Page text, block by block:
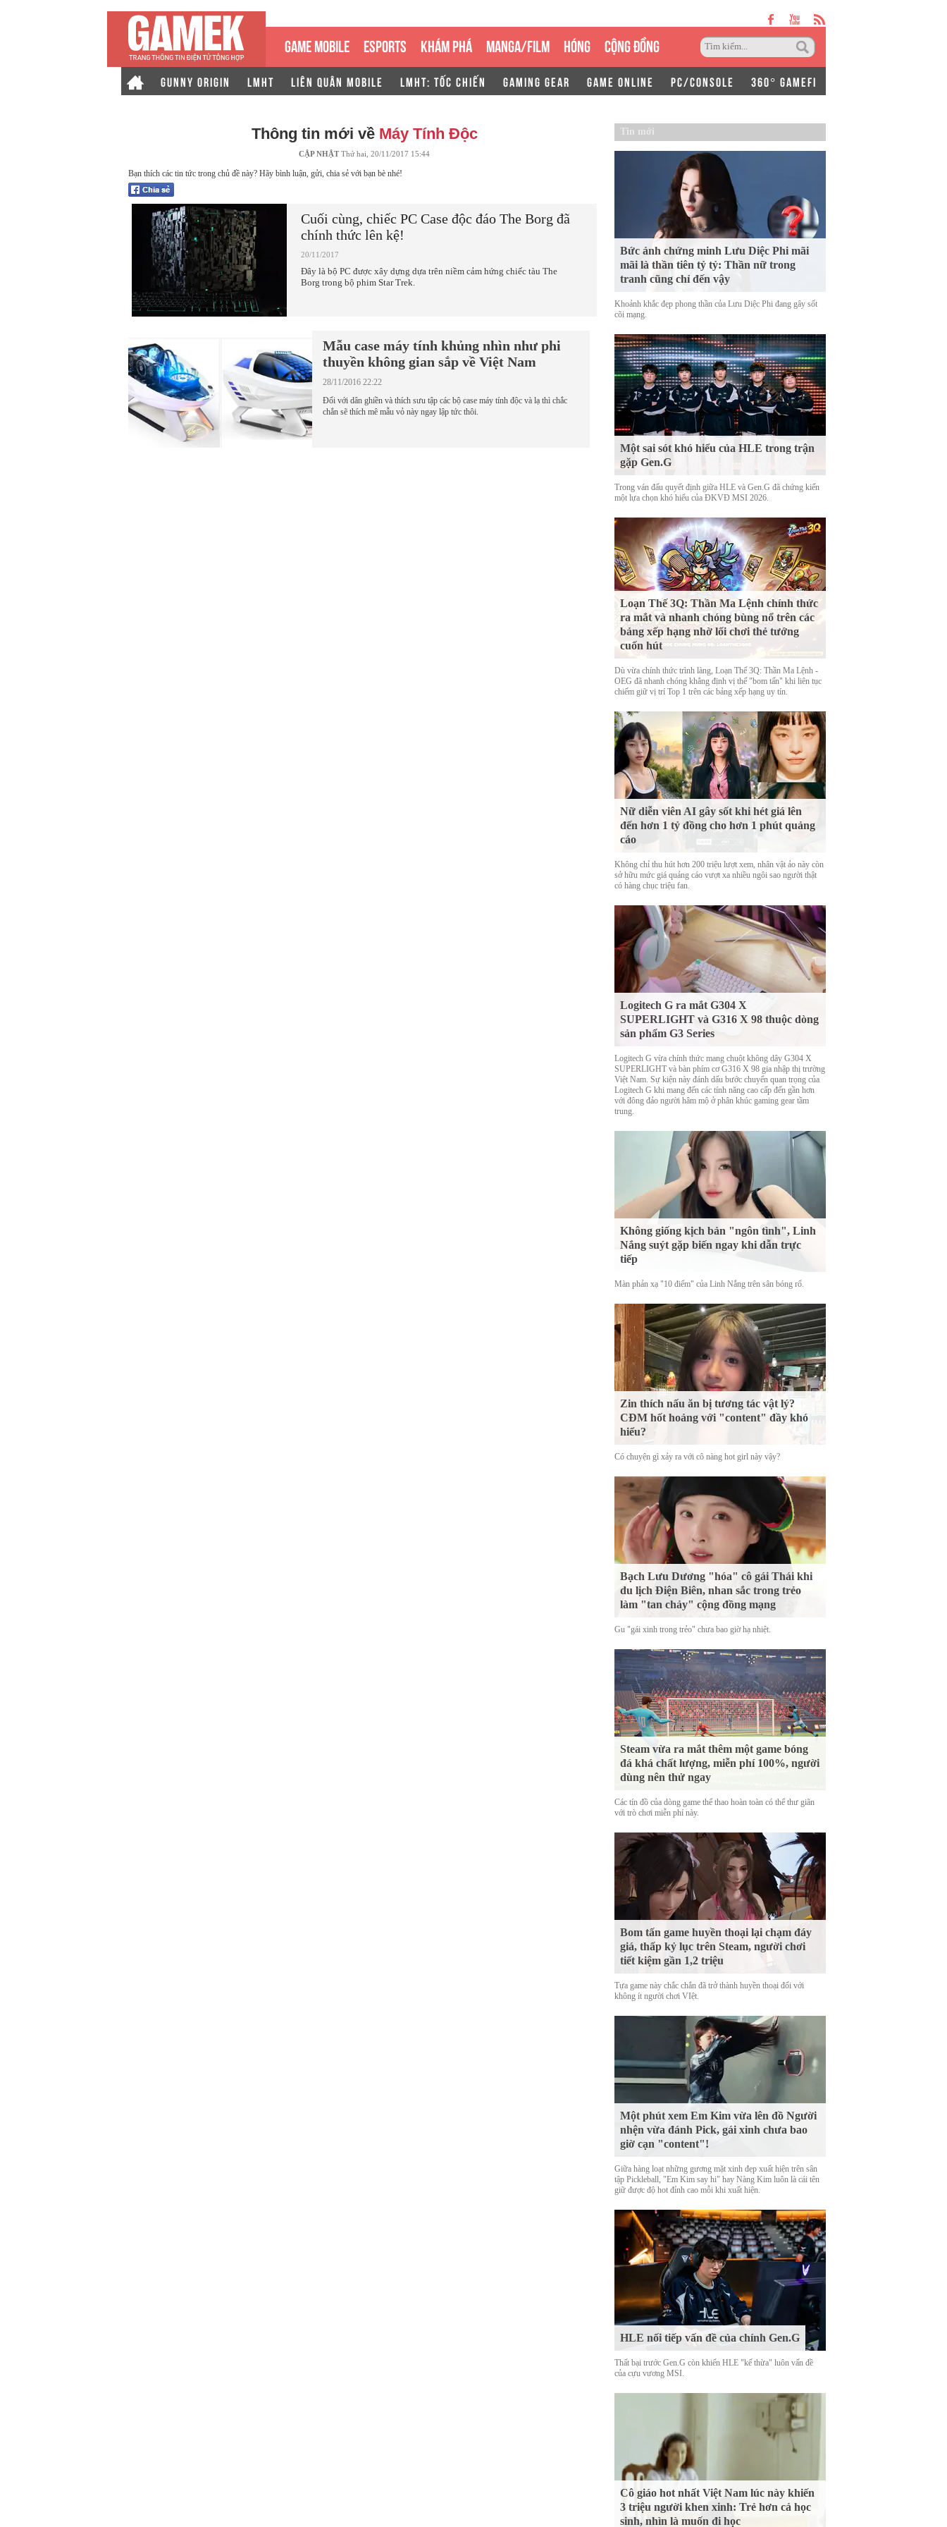
GAME MOBILE ESPORTS KHÁM PHÁ MANGA/FILM HÓNG CỘNG ĐỒNG
GUNNY ORIGIN LMHT LIÊN QUÂN MOBILE LMHT: TỐC CHIẾN GAMING GEAR GAME ONLINE PC/CONSOLE 360° GAMEFI
Thông tin mới về Máy Tính Độc
CẬP NHẬTThứ hai, 20/11/2017 15:44
Bạn thích các tin tức trong chủ đề này? Hãy bình luận, gửi, chia sẻ với bạn bè nhé!
Cuối cùng, chiếc PC Case độc đáo The Borg đã
chính thức lên kệ!
20/11/2017
Đây là bộ PC được xây dựng dựa trên niềm cảm hứng chiếc tàu The
Borg trong bộ phim Star Trek.
Mẫu case máy tính khủng nhìn như phi
thuyền không gian sắp về Việt Nam
28/11/2016 22:22
Đối với dân ghiền và thích sưu tập các bộ case máy tính độc và lạ thì chắc
chắn sẽ thích mê mẫu vỏ này ngay lập tức thôi.
Tin mới
Bức ảnh chứng minh Lưu Diệc Phi mãi
mãi là thần tiên tỷ tỷ: Thần nữ trong
tranh cũng chỉ đến vậy
Khoảnh khắc đẹp phong thần của Lưu Diệc Phi đang gây sốt
cõi mạng.
Một sai sót khó hiểu của HLE trong trận
gặp Gen.G
Trong ván đấu quyết định giữa HLE và Gen.G đã chứng kiến
một lựa chọn khó hiểu của ĐKVĐ MSI 2026.
Loạn Thế 3Q: Thần Ma Lệnh chính thức
ra mắt và nhanh chóng bùng nổ trên các
bảng xếp hạng nhờ lối chơi thẻ tướng
cuốn hút
Dù vừa chính thức trình làng, Loạn Thế 3Q: Thần Ma Lệnh -
OEG đã nhanh chóng khẳng định vị thế "bom tấn" khi liên tục
chiếm giữ vị trí Top 1 trên các bảng xếp hạng uy tín.
Nữ diễn viên AI gây sốt khi hét giá lên
đến hơn 1 tỷ đồng cho hơn 1 phút quảng
cáo
Không chỉ thu hút hơn 200 triệu lượt xem, nhân vật ảo này còn
sở hữu mức giá quảng cáo vượt xa nhiều ngôi sao người thật
có hàng chục triệu fan.
Logitech G ra mắt G304 X
SUPERLIGHT và G316 X 98 thuộc dòng
sản phẩm G3 Series
Logitech G vừa chính thức mang chuột không dây G304 X
SUPERLIGHT và bàn phím cơ G316 X 98 gia nhập thị trường
Việt Nam. Sự kiện này đánh dấu bước chuyển quan trọng của
Logitech G khi mang đến các tính năng cao cấp đến gần hơn
với đông đảo người hâm mộ ở phân khúc gaming gear tầm
trung.
Không giống kịch bản "ngôn tình", Linh
Nắng suýt gặp biến ngay khi dẫn trực
tiếp
Màn phản xạ "10 điểm" của Linh Nắng trên sân bóng rổ.
Zin thích nấu ăn bị tương tác vật lý?
CĐM hốt hoảng với "content" đầy khó
hiểu?
Có chuyện gì xảy ra với cô nàng hot girl này vậy?
Bạch Lưu Dương "hóa" cô gái Thái khi
du lịch Điện Biên, nhan sắc trong trẻo
làm "tan chảy" cộng đồng mạng
Gu "gái xinh trong trẻo" chưa bao giờ hạ nhiệt.
Steam vừa ra mắt thêm một game bóng
đá khá chất lượng, miễn phí 100%, người
dùng nên thử ngay
Các tín đồ của dòng game thể thao hoàn toàn có thể thư giãn
với trò chơi miễn phí này.
Bom tấn game huyền thoại lại chạm đáy
giá, thấp kỷ lục trên Steam, người chơi
tiết kiệm gần 1,2 triệu
Tựa game này chắc chắn đã trở thành huyền thoại đối với
không ít người chơi VIệt.
Một phút xem Em Kim vừa lên đồ Người
nhện vừa đánh Pick, gái xinh chưa bao
giờ cạn "content"!
Giữa hàng loạt những gương mặt xinh đẹp xuất hiện trên sân
tập Pickleball, "Em Kim say hi" hay Nàng Kim luôn là cái tên
giữ được độ hot đỉnh cao mỗi khi xuất hiện.
HLE nối tiếp vấn đề của chính Gen.G
Thất bại trước Gen.G còn khiến HLE "kế thừa" luôn vấn đề
của cựu vương MSI.
Cô giáo hot nhất Việt Nam lúc này khiến
3 triệu người khen xinh: Trẻ hơn cả học
sinh, nhìn là muốn đi học